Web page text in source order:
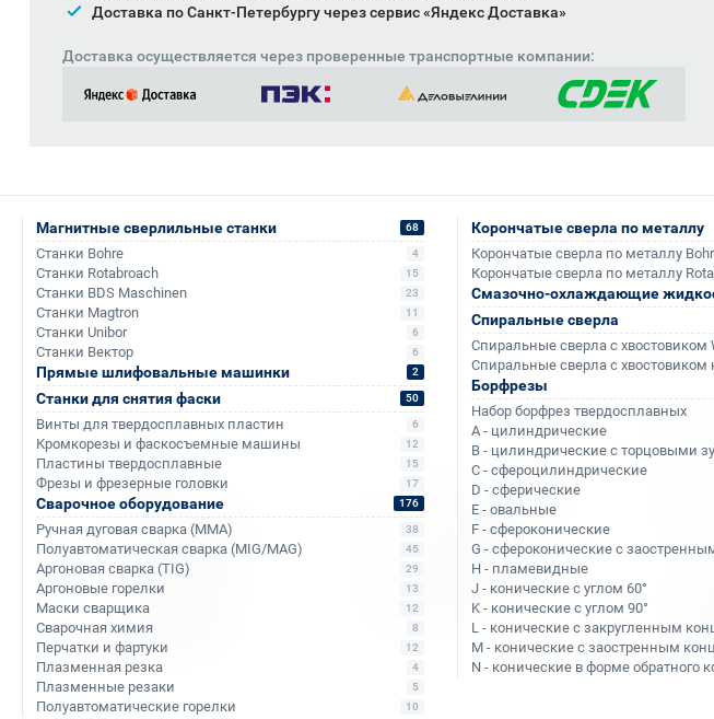
Доставка по Санкт-Петербургу через сервис «Яндекс Доставка»
Доставка осуществляется через проверенные транспортные компании:
Аналоги и похожие товары
Арт. КБ000271
Магнитный сверлильный
Арт. КБ000270
Магнитный сверлильный
Магнитные сверлильные станки 68
Станки Bohre 4
Станки Rotabroach 15
Станки BDS Maschinen 23
Станки Magtron 11
Станки Unibor 6
Станки Вектор 6
Прямые шлифовальные машинки 2
Станки для снятия фаски 50
Винты для твердосплавных пластин 6
Кромкорезы и фаскосъемные машины 12
Пластины твердосплавные 15
Фрезы и фрезерные головки 17
Сварочное оборудование 176
Ручная дуговая сварка (MMA) 38
Полуавтоматическая сварка (MIG/MAG) 45
Аргоновая сварка (TIG) 29
Аргоновые горелки 13
Маски сварщика 12
Сварочная химия 8
Перчатки и фартуки 12
Плазменная резка 4
Плазменные резаки 5
Полуавтоматические горелки 10
Корончатые сверла по металлу
Корончатые сверла по металлу
Корончатые сверла по металлу
Смазочно-охлаждающие
Спиральные сверла
Спиральные сверла с хвостовиком
Спиральные сверла с хвостовиком
Борфрезы
Набор борфрез твердосплавных
A - цилиндрические
B - цилиндрические с торцовыми
C - сфероцилиндрические
D - сферические
E - овальные
F - сфероконические
G - сфероконические с
H - пламевидные
J - конические с углом 60°
K - конические с углом 90°
L - конические с закругленным
M - конические с заостренным
N - конические в форме обратного